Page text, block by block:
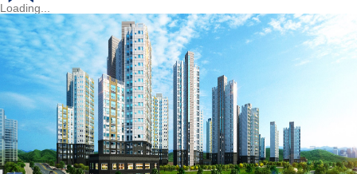
Loading...